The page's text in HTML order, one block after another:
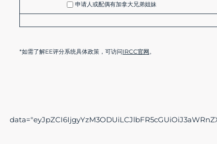
申请人或配偶有加拿大兄弟姐妹
*如需了解EE评分系统具体政策，可访问IRCC官网。